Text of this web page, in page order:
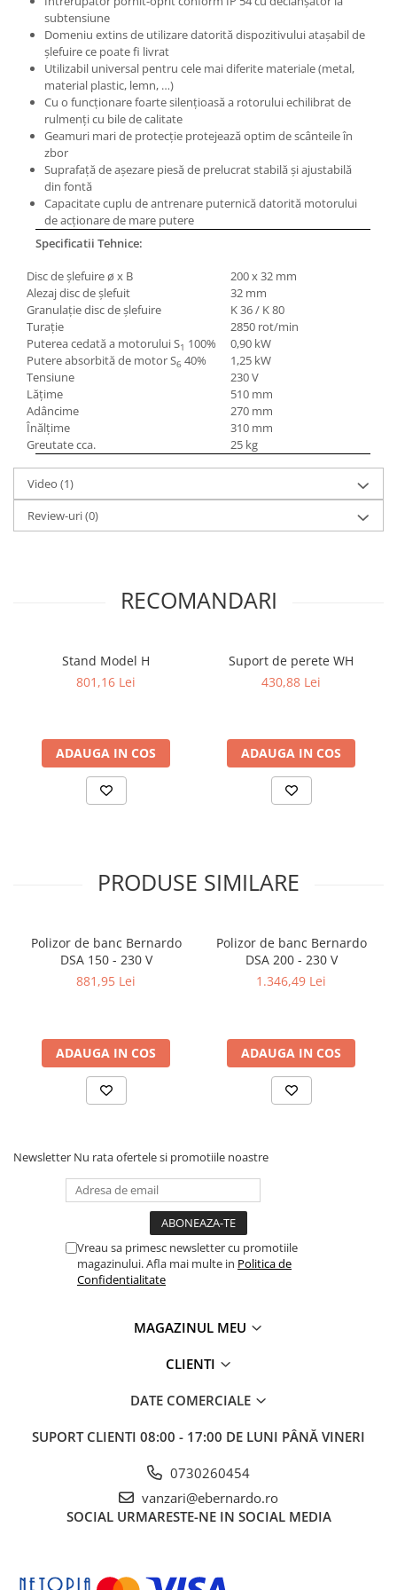
Masini pneumatice de filetat
Masini electrice de filetat
Exhaustor pentru aschii metal
Masini de gaurit cu talpa
magnetica
Instalatii de spalare a pieselor
Accesorii prelucrare metal
Universale de strung si accesorii
pentru strunguri
Falci pentru 3 bacuri PS3/ PO3
Falci pentru 4 bacuri PS4/ PO4
Flanșă
Fălcile pentru 3-bacuri DK11
Fălcile pentru 4-bacuri DK12
Mandrine independente
Mandrină cu 3 fălci din fontă
Mandrină cu 3 fălci din otel
Mandrină cu 4 fălci din fontă
Mandrină cu 4 fălci din otel
Seturi de unelte pentru strungarie
Standuri pentru strunguri
Instrumente de prindere
Dispozitive de prindere pentru
Fălci pentru PHV / VHV
Etape XY
Papusa mobila / con de centrare
Bloc ecartament, masurare și
Dispozitiv de testare
Micrometru de interior
Palpatoare margine
Raportor
Set unelte de masurare
Instrumente de decupare
Instrumente de găurit
Tarozi si filiere
Accesorii masini de gaurit si frezat
Accesorii pentru ferastraie
mecanice cu banda si disc
Accesorii pentru masini de gaurit
Accesorii pentru masini de taiat
magnetice
Accesorii polizor umed și uscat
Accesorii generale
Accesorii pentru mașini de șlefuit
subtensiune
Domeniu extins de utilizare datorită dispozitivului ataşabil de
şlefuire ce poate fi livrat
Utilizabil universal pentru cele mai diferite materiale (metal,
material plastic, lemn, …)
Cu o funcţionare foarte silenţioasă a rotorului echilibrat de
rulmenţi cu bile de calitate
Geamuri mari de protecţie protejează optim de scânteile în
zbor
Suprafaţă de aşezare piesă de prelucrat stabilă şi ajustabilă
din fontă
Capacitate cuplu de antrenare puternică datorită motorului
de acţionare de mare putere
Specificatii Tehnice:
Disc de şlefuire ø x B
200 x 32 mm
Alezaj disc de şlefuit
32 mm
Granulaţie disc de şlefuire
K 36 / K 80
Turaţie
2850 rot/min
Puterea cedată a motorului S1 100%
0,90 kW
Putere absorbită de motor S6 40%
1,25 kW
Tensiune
230 V
Lăţime
510 mm
Adâncime
270 mm
Înălţime
310 mm
Greutate cca.
25 kg
Video (1)
Review-uri(0)
RECOMANDARI
Stand Model H
801,16 Lei
ADAUGA IN COS
Suport de perete WH
430,88 Lei
ADAUGA IN COS
PRODUSE SIMILARE
Polizor de banc Bernardo
DSA 150 - 230 V
881,95 Lei
ADAUGA IN COS
Polizor de banc Bernardo
DSA 200 - 230 V
1.346,49 Lei
ADAUGA IN COS
Newsletter Nu rata ofertele si promotiile noastre
Vreau sa primesc newsletter cu promotiile
magazinului. Afla mai multe in Politica de
Confidentialitate
MAGAZINUL MEU
CLIENTI
DATE COMERCIALE
SUPORT CLIENTI 08:00 - 17:00 DE LUNI PÂNĂ VINERI
0730260454
vanzari@ebernardo.ro
SOCIAL URMARESTE-NE IN SOCIAL MEDIA